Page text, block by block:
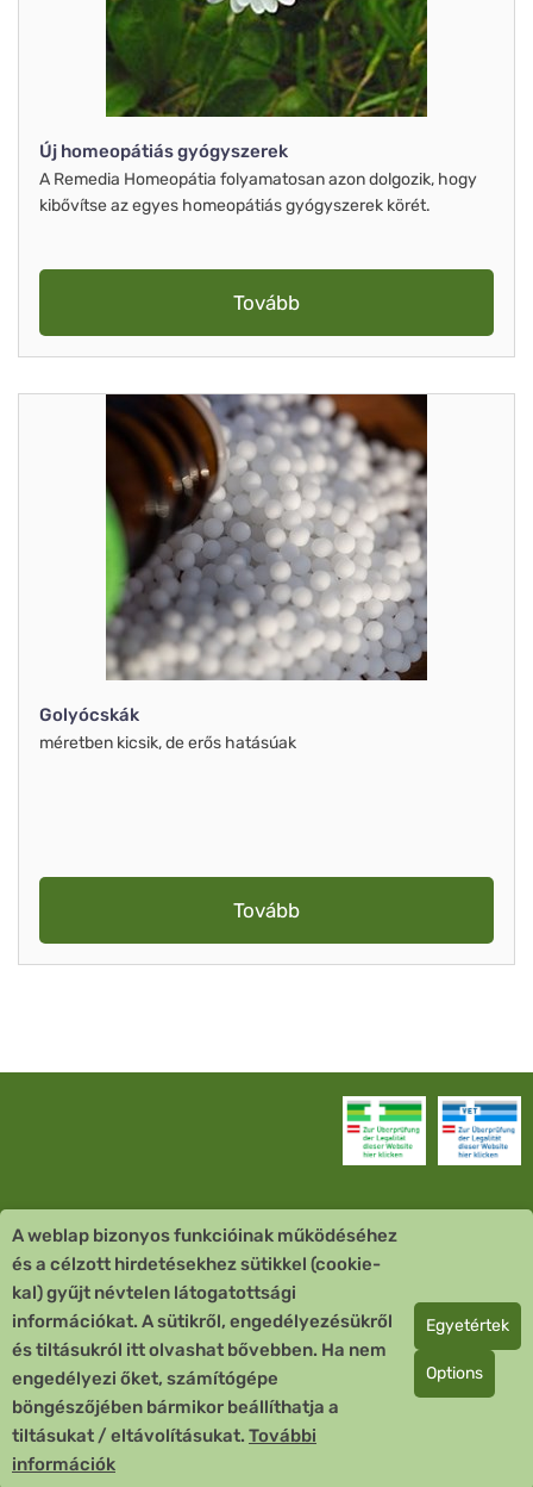
Új homeopátiás gyógyszerek
A Remedia Homeopátia folyamatosan azon dolgozik, hogy
kibővítse az egyes homeopátiás gyógyszerek körét.
Tovább
Golyócskák
méretben kicsik, de erős hatásúak
Tovább
Vevőszolgálat
Quick Links
Fizetési mód
Copyright © 2026 Team Santé Salvator Apotheke
Remedia Homöopathie GmbH GMP zertifizierter Arzneihersteller
A weblap bizonyos funkcióinak működéséhez
és a célzott hirdetésekhez sütikkel (cookie-
kal) gyűjt névtelen látogatottsági
információkat. A sütikről, engedélyezésükről
és tiltásukról itt olvashat bővebben. Ha nem
engedélyezi őket, számítógépe
böngészőjében bármikor beállíthatja a
tiltásukat / eltávolításukat. További
információk
Egyetértek
Options